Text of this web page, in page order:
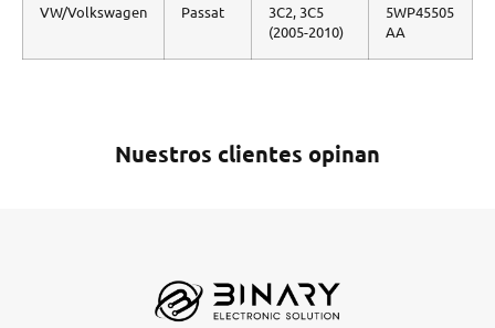
VW/Volkswagen Passat
3C2, 3C5
(2005-2010)
5WP45505
AA
Nuestros clientes opinan